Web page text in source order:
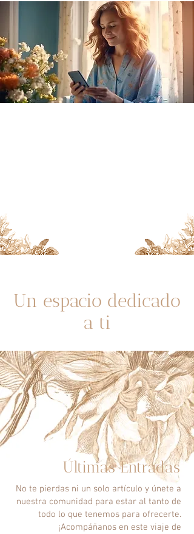
Un espacio dedicado
a ti
​Últimas Entradas
No te pierdas ni un solo artículo y únete a
nuestra comunidad para estar al tanto de
todo lo que tenemos para ofrecerte.
¡Acompáñanos en este viaje de